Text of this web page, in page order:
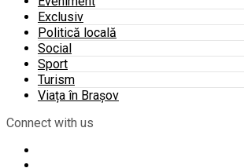
Exclusiv
Politică locală
Social
Sport
Turism
Viața în Brașov
Connect with us